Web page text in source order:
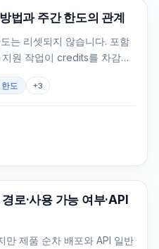
법과 주간 한도의 관계
는 리셋되지 않습니다. 포함
원 작업이 credits를 차감합
도 +3
로·사용 가능 여부·API
제품 순차 배포와 API 일반